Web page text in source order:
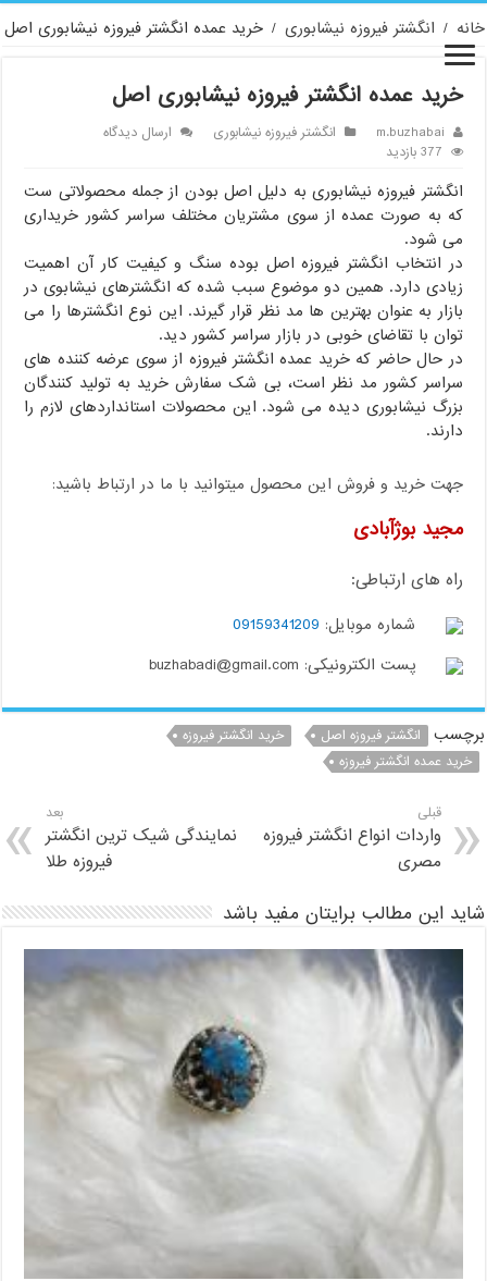
خانه / انگشتر فیروزه نیشابوری / خرید عمده انگشتر فیروزه نیشابوری اصل
خرید عمده انگشتر فیروزه نیشابوری اصل
m.buzhabai انگشتر فیروزه نیشابوری
ارسال دیدگاه
377 بازدید
انگشتر فیروزه نیشابوری به دلیل اصل بودن از جمله محصولاتی ست
که به صورت عمده از سوی مشتریان مختلف سراسر کشور خریداری
می شود.
در انتخاب انگشتر فیروزه اصل بوده سنگ و کیفیت کار آن اهمیت
زیادی دارد. همین دو موضوع سبب شده که انگشترهای نیشابوی در
بازار به عنوان بهترین ها مد نظر قرار گیرند. این نوع انگشترها را می
توان با تقاضای خوبی در بازار سراسر کشور دید.
در حال حاضر که خرید عمده انگشتر فیروزه از سوی عرضه کننده های
سراسر کشور مد نظر است، بی شک سفارش خرید به تولید کنندگان
بزرگ نیشابوری دیده می شود. این محصولات استانداردهای لازم را
دارند.
جهت خرید و فروش این محصول میتوانید با ما در ارتباط باشید:
مجید بوژآبادی
راه های ارتباطی:
شماره موبایل: 09159341209
پست الکترونیکی: buzhabadi@gmail.com
برچسب انگشتر فیروزه اصل
خرید انگشتر فیروزه
خرید عمده انگشتر فیروزه
قبلی
واردات انواع انگشتر فیروزه
مصری
بعد
نمایندگی شیک ترین انگشتر
فیروزه طلا
شاید این مطالب برایتان مفید باشد